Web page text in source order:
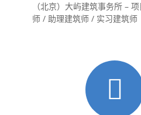
（北京）大屿建筑事务所 –
师 / 助理建筑师 / 实习建筑师